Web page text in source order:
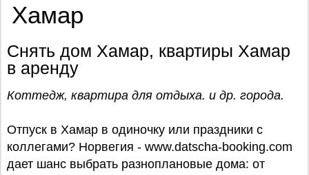
Хамар
Снять дом Хамар, квартиры Хамар
в аренду
Коттедж, квартира для отдыха. и др. города.
Отпуск в Хамар в одиночку или праздники с
коллегами? Норвегия - www.datscha-booking.com
дает шанс выбрать разноплановые дома: от